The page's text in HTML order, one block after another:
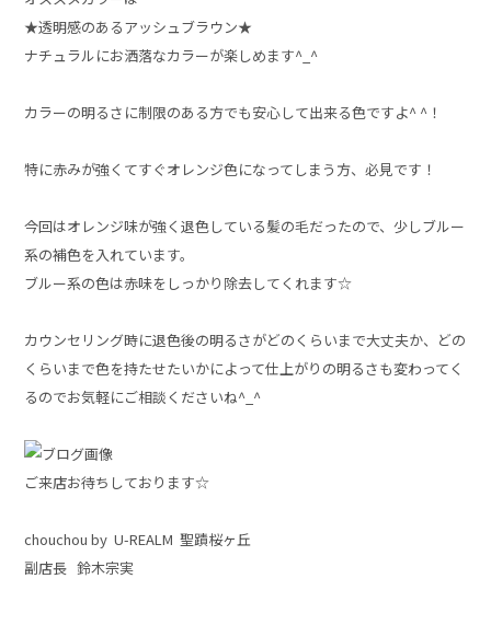
★透明感のあるアッシュブラウン★
ナチュラルにお洒落なカラーが楽しめます^_^
カラーの明るさに制限のある方でも安心して出来る色ですよ^ ^！
特に赤みが強くてすぐオレンジ色になってしまう方、必見です！
今回はオレンジ味が強く退色している髪の毛だったので、少しブルー
系の補色を入れています。
ブルー系の色は赤味をしっかり除去してくれます☆
カウンセリング時に退色後の明るさがどのくらいまで大丈夫か、どの
くらいまで色を持たせたいかによって仕上がりの明るさも変わってく
るのでお気軽にご相談くださいね^_^
ご来店お待ちしております☆
chouchou by U-REALM 聖蹟桜ヶ丘
副店長 鈴木宗実